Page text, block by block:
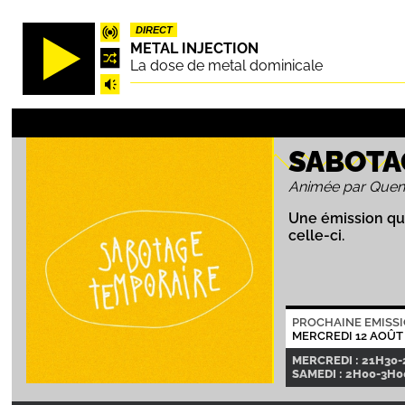
Aller
principal
DIRECT
METAL INJECTION
La dose de metal dominicale
Animée par
Une émission
celle-ci.
PROCHAINE
MERCREDI 12
MERCREDI :
SAMEDI : 2H00-